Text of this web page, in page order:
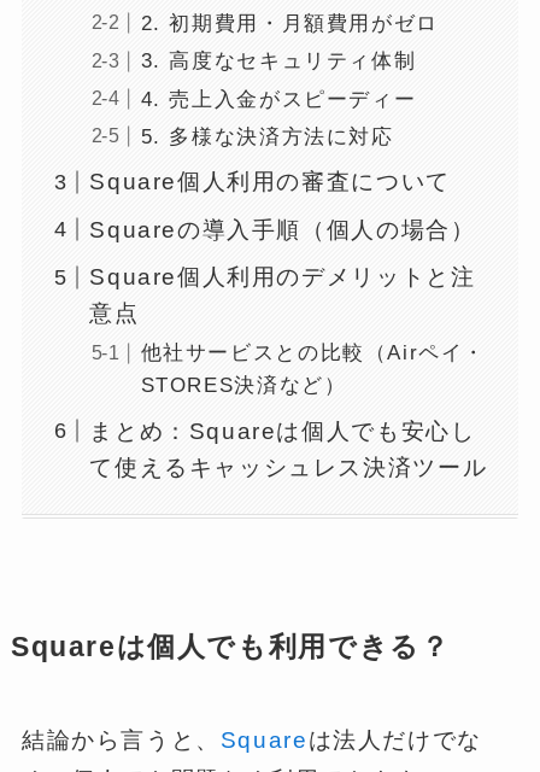
2. 初期費用・月額費用がゼロ
3. 高度なセキュリティ体制
4. 売上入金がスピーディー
5. 多様な決済方法に対応
Square個人利用の審査について
Squareの導入手順（個人の場合）
Square個人利用のデメリットと注
意点
他社サービスとの比較（Airペイ・
STORES決済など）
まとめ：Squareは個人でも安心し
て使えるキャッシュレス決済ツール
Squareは個人でも利用できる？
結論から言うと、 Squareは法人だけでな